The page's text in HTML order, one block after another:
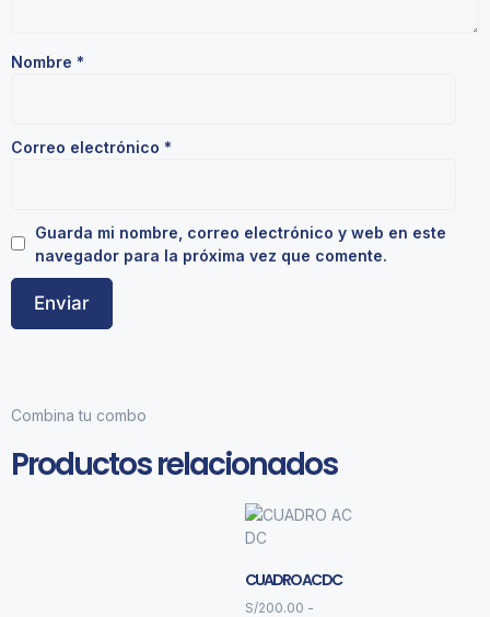
Nombre *
Correo electrónico *
Guarda mi nombre, correo electrónico y web en este
navegador para la próxima vez que comente.
Combina tu combo
Productos relacionados
CUADRO AC DC
S/200.00 -